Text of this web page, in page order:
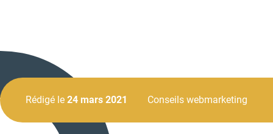
Rédigé le 24 mars 2021 Conseils webmarketing